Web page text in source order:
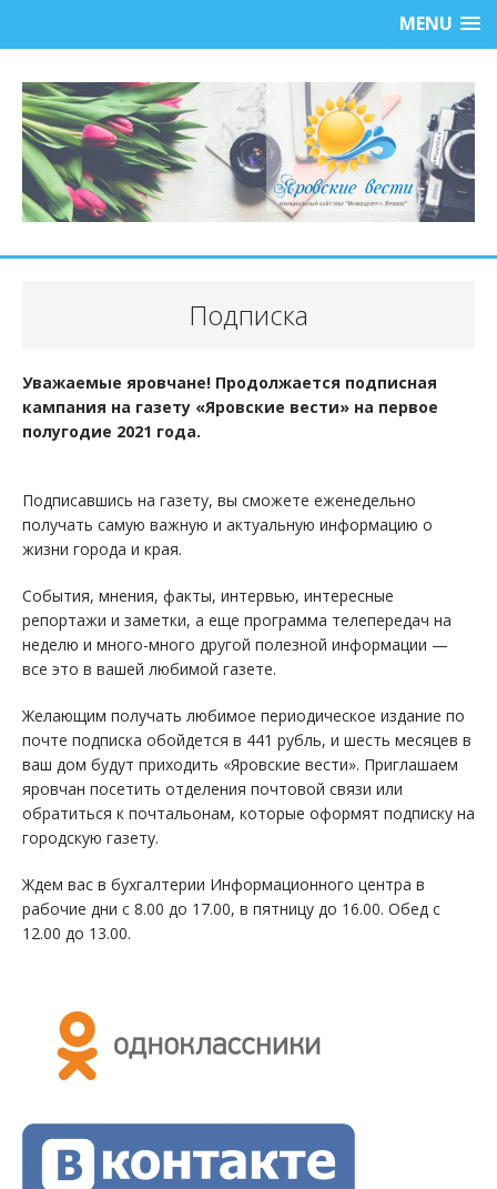
MENU
Подписка
Уважаемые яровчане! Продолжается подписная
кампания на газету «Яровские вести» на первое
полугодие 2021 года.
Подписавшись на газету, вы сможете еженедельно
получать самую важную и актуальную информацию о
жизни города и края.
События, мнения, факты, интервью, интересные
репортажи и заметки, а еще программа телепередач на
неделю и много-много другой полезной информации —
все это в вашей любимой газете.
Желающим получать любимое периодическое издание по
почте подписка обойдется в 441 рубль, и шесть месяцев в
ваш дом будут приходить «Яровские вести». Приглашаем
яровчан посетить отделения почтовой связи или
обратиться к почтальонам, которые оформят подписку на
городскую газету.
Ждем вас в бухгалтерии Информационного центра в
рабочие дни с 8.00 до 17.00, в пятницу до 16.00. Обед с
12.00 до 13.00.